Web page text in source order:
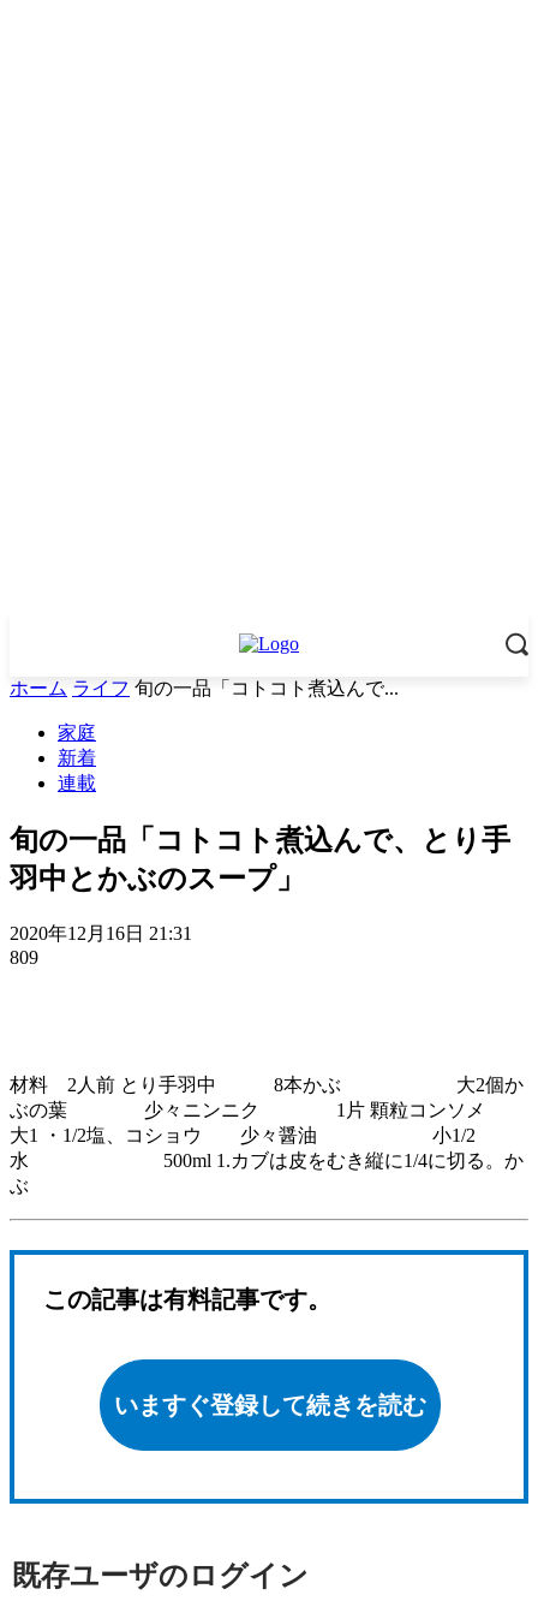
ホーム ライフ 旬の一品「コトコト煮込んで...
家庭
新着
連載
旬の一品「コトコト煮込んで、とり手
羽中とかぶのスープ」
2020年12月16日 21:31
809
材料 2人前 とり手羽中 8本かぶ 大2個か
ぶの葉 少々ニンニク 1片 顆粒コンソメ
大1 ・1/2塩、コショウ 少々醤油 小1/2
水 500ml 1.カブは皮をむき縦に1/4に切る。か
ぶ
この記事は有料記事です。
いますぐ登録して続きを読む
既存ユーザのログイン